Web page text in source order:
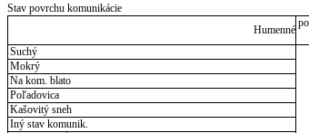
Stav povrchu komunikácie
Humenné
Suchý
Mokrý
Na kom. blato
Poľadovica
Kašovitý sneh
Iný stav komunik.